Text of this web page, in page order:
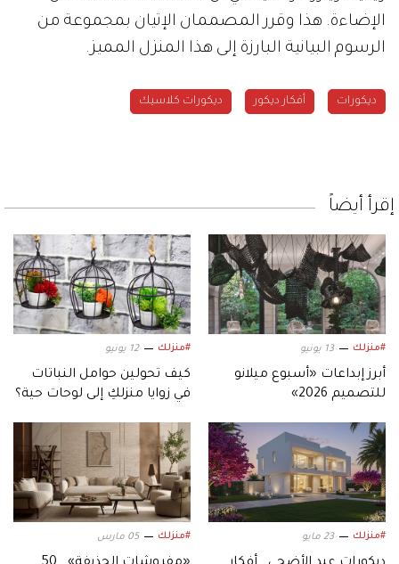
الإضاءة. هذا وقرر المصممان الإتيان بمجموعة من
الرسوم البيانية البارزة إلى هذا المنزل المميز.
ديكورات أفكار ديكور ديكورات كلاسيك
إقرأ أيضاً
#منزلك 13 يونيو
أبرز إبداعات «أسبوع ميلانو
للتصميم 2026»
#منزلك 12 يونيو
كيف تحولين حوامل النباتات
في زوايا منزلكِ إلى لوحات حية؟
#منزلك 23 مايو #منزلك 05 مارس